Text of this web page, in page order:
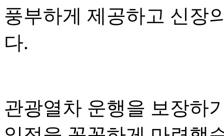
풍부하게 제공하고 신장
다.
관광열차 운행을 보장하